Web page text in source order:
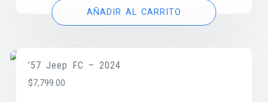
AÑADIR AL CARRITO
’57 Jeep FC – 2024
$7,799.00